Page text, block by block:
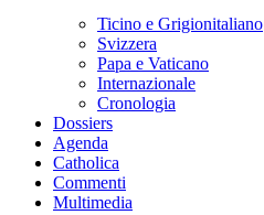
Ticino e Grigionitaliano
Svizzera
Papa e Vaticano
Internazionale
Cronologia
Dossiers
Agenda
Catholica
Commenti
Multimedia